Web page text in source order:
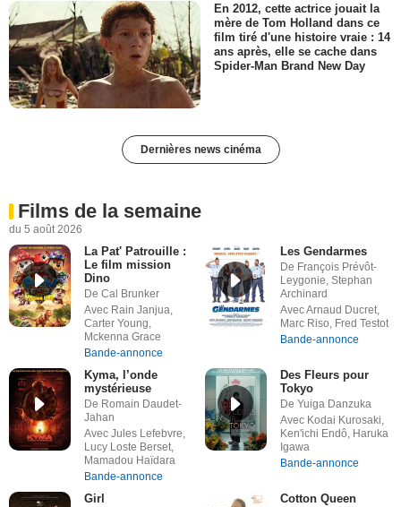
En 2012, cette actrice jouait la
mère de Tom Holland dans ce
film tiré d'une histoire vraie : 14
ans après, elle se cache dans
Spider-Man Brand New Day
Dernières news cinéma
Films de la semaine
du 5 août 2026
La Pat' Patrouille :
Le film mission
Dino
De Cal Brunker
Avec Rain Janjua,
Carter Young,
Mckenna Grace
Bande-annonce
Les Gendarmes
De François Prévôt-
Leygonie, Stephan
Archinard
Avec Arnaud Ducret,
Marc Riso, Fred Testot
Bande-annonce
Kyma, l’onde
mystérieuse
De Romain Daudet-
Jahan
Avec Jules Lefebvre,
Lucy Loste Berset,
Mamadou Haïdara
Bande-annonce
Des Fleurs pour
Tokyo
De Yuiga Danzuka
Avec Kodai Kurosaki,
Ken'ichi Endô, Haruka
Igawa
Bande-annonce
Girl Cotton Queen